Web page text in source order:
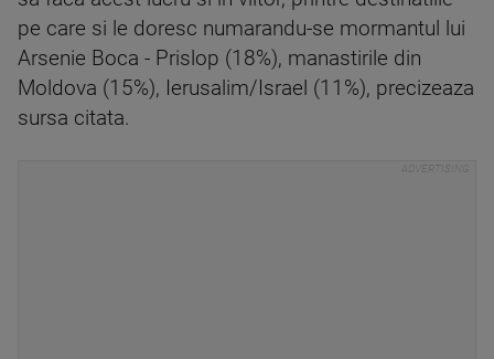
pe care si le doresc numarandu-se mormantul lui
Arsenie Boca - Prislop (18%), manastirile din
Moldova (15%), Ierusalim/Israel (11%), precizeaza
sursa citata.